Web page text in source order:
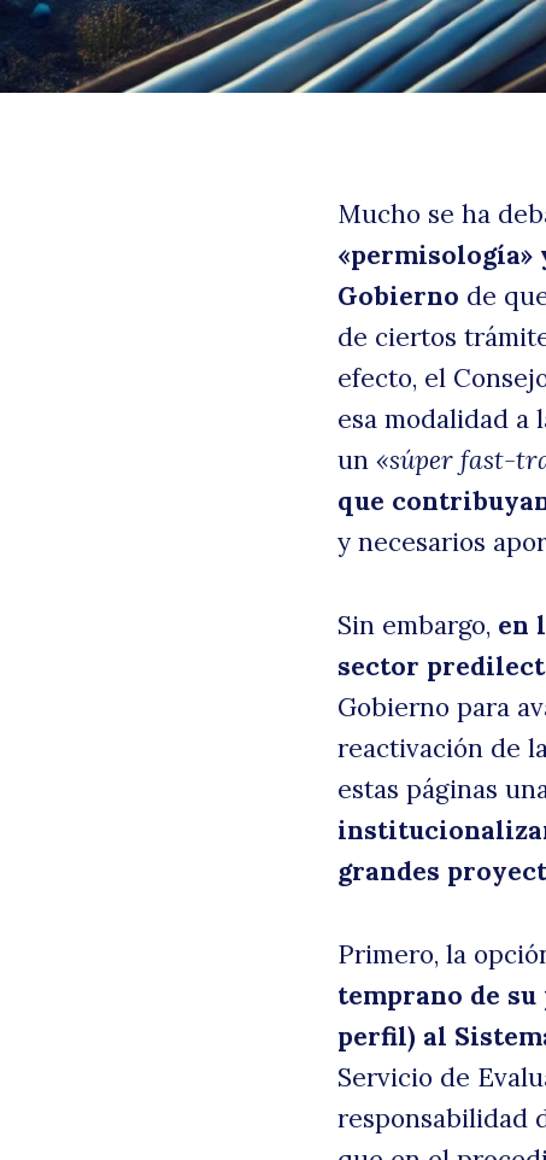
Mucho se ha
«permisología»
Gobierno de
de ciertos
efecto, el
esa modalidad a
un «súper fast-
que
y necesarios
Sin embargo, en
sector
Gobierno para
reactivación de
estas páginas
grandes
Primero, la
temprano de
perfil) al
Servicio de
responsabilidad